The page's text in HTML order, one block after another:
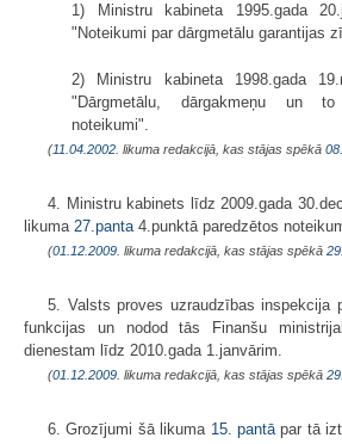
1) Ministru kabineta 1995.gada
"Noteikumi par dārgmetālu garantijas
2) Ministru kabineta 1998.gada
"Dārgmetālu, dārgakmeņu un
noteikumi".
(11.04.2002 . likuma redakcijā, kas stājas spēkā
4. Ministru kabinets līdz 2009.gada
likuma 27.panta4.punktā paredzētos
(01.12.2009 . likuma redakcijā, kas stājas spēkā
5. Valsts proves uzraudzības inspekcija
funkcijas un nodod tās Finanšu
dienestam līdz 2010.gada 1.janvārim.
(01.12.2009 . likuma redakcijā, kas stājas spēkā
6. Grozījumi šā likuma 15. pantāpar tā